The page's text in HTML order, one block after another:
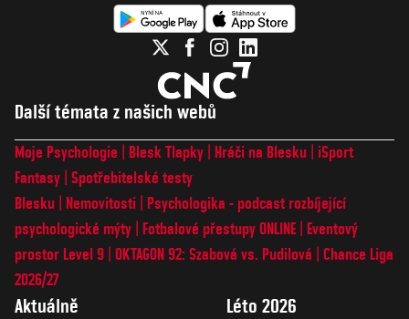
Další témata z našich webů
Moje Psychologie Blesk Tlapky Hráči na Blesku
iSport
Fantasy Spotřebitelské testy
Blesku
Nemovitosti
Psychologika - podcast rozbíjející
psychologické mýty
Fotbalové přestupy ONLINE
Eventový
prostor Level 9 OKTAGON 92: Szabová vs. Pudilová
Chance Liga
2026/27
Aktuálně Léto 2026